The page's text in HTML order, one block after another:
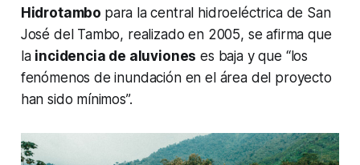
Hidrotambo para la central hidroeléctrica de San
José del Tambo, realizado en 2005, se afirma que
la incidencia de aluviones es baja y que “los
fenómenos de inundación en el área del proyecto
han sido mínimos”.